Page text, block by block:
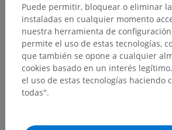
Puede permitir, bloquear o eliminar
instaladas en cualquier momento
nuestra herramienta de
permite el uso de estas tecnologías,
que también se opone a cualquier
cookies basado en un interés
el uso de estas tecnologías haciendo
todas".